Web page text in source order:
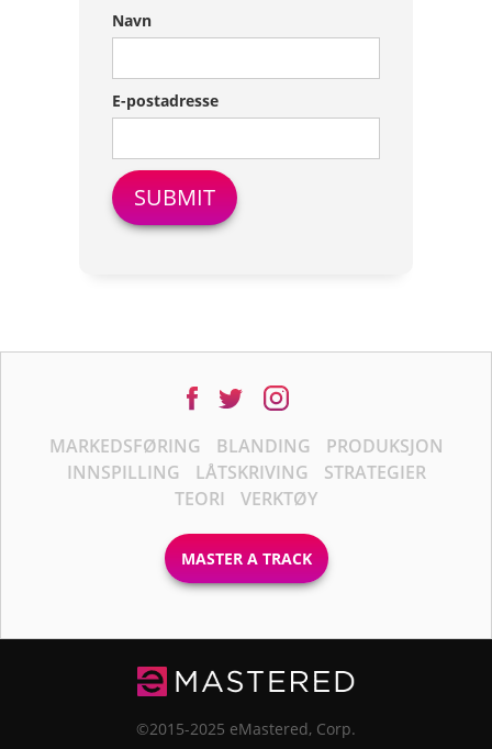
Navn
E-postadresse
MARKEDSFØRING BLANDING
PRODUKSJON
INNSPILLING
LÅTSKRIVING
STRATEGIER
TEORI
VERKTØY
MASTER A TRACK
©2015-2025 eMastered, Corp.